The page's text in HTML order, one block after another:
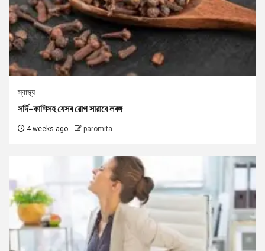
স্বাস্থ্য
সর্দি-কাশিসহ যেসব রোগ সারাবে লবঙ্গ
4 weeks ago paromita